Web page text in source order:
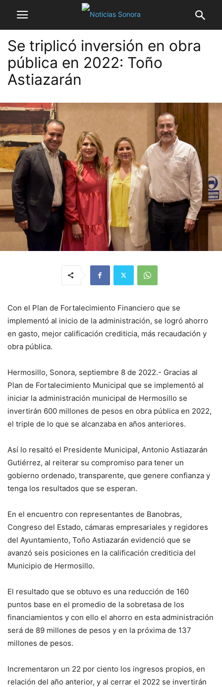
Se triplicó inversión en obra
pública en 2022: Toño
Astiazarán
Con el Plan de Fortalecimiento Financiero que se
implementó al inicio de la administración, se logró ahorro
en gasto, mejor calificación crediticia, más recaudación y
obra pública.
Hermosillo, Sonora, septiembre 8 de 2022.- Gracias al
Plan de Fortalecimiento Municipal que se implementó al
iniciar la administración municipal de Hermosillo se
invertirán 600 millones de pesos en obra pública en 2022,
el triple de lo que se alcanzaba en años anteriores.
Así lo resaltó el Presidente Municipal, Antonio Astiazarán
Gutiérrez, al reiterar su compromiso para tener un
gobierno ordenado, transparente, que genere confianza y
tenga los resultados que se esperan.
En el encuentro con representantes de Banobras,
Congreso del Estado, cámaras empresariales y regidores
del Ayuntamiento, Toño Astiazarán evidenció que se
avanzó seis posiciones en la calificación crediticia del
Municipio de Hermosillo.
El resultado que se obtuvo es una reducción de 160
puntos base en el promedio de la sobretasa de los
financiamientos y con ello el ahorro en esta administración
será de 89 millones de pesos y en la próxima de 137
millones de pesos.
Incrementaron un 22 por ciento los ingresos propios, en
relación del año anterior, y al cerrar el 2022 se invertirán